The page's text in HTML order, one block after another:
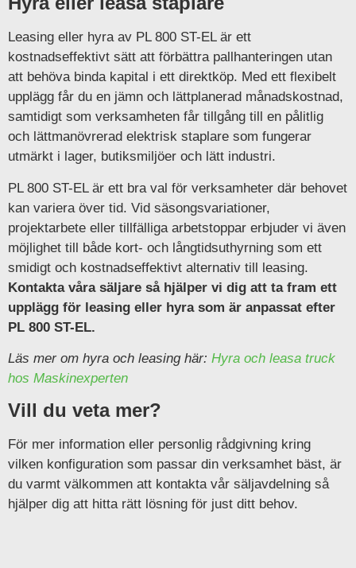
Leasing eller hyra av PL 800 ST-EL är ett
kostnadseffektivt sätt att förbättra pallhanteringen utan
att behöva binda kapital i ett direktköp. Med ett flexibelt
upplägg får du en jämn och lättplanerad månadskostnad,
samtidigt som verksamheten får tillgång till en pålitlig
och lättmanövrerad elektrisk staplare som fungerar
utmärkt i lager, butiksmiljöer och lätt industri.
PL 800 ST-EL är ett bra val för verksamheter där behovet
kan variera över tid. Vid säsongsvariationer,
projektarbete eller tillfälliga arbetstoppar erbjuder vi även
möjlighet till både kort- och långtidsuthyrning som ett
smidigt och kostnadseffektivt alternativ till leasing.
Kontakta våra säljare så hjälper vi dig att ta fram ett
upplägg för leasing eller hyra som är anpassat efter
PL 800 ST-EL.
Läs mer om hyra och leasing här: Hyra och leasa truck
hos Maskinexperten
Vill du veta mer?
För mer information eller personlig rådgivning kring
vilken konfiguration som passar din verksamhet bäst, är
du varmt välkommen att kontakta vår säljavdelning så
hjälper dig att hitta rätt lösning för just ditt behov.